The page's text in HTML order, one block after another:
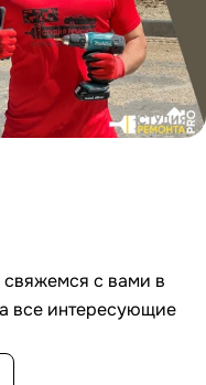
с вами в
все интересующие